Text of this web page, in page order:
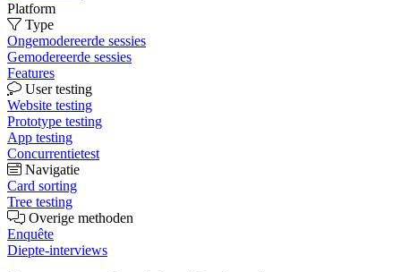
Platform
Type
Ongemodereerde sessies
Gemodereerde sessies
Features
User testing
Website testing
Prototype testing
App testing
Concurrentietest
Navigatie
Card sorting
Tree testing
Overige methoden
Enquête
Diepte-interviews